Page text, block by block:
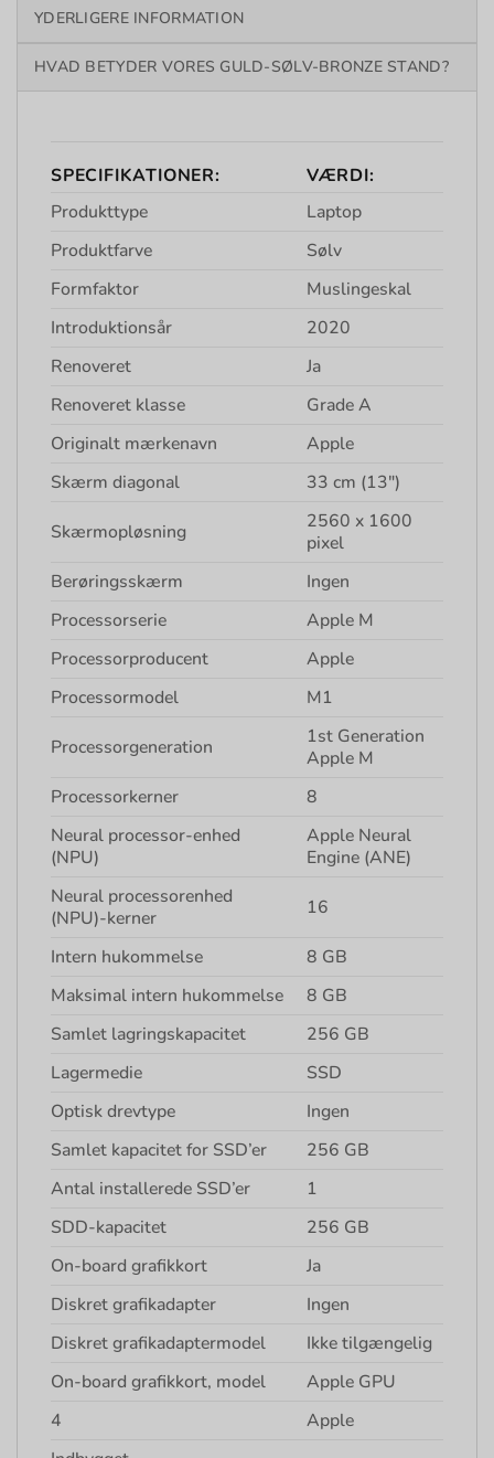
YDERLIGERE INFORMATION
HVAD BETYDER VORES GULD-SØLV-BRONZE STAND?
SPECIFIKATIONER:
VÆRDI:
Produkttype
Laptop
Produktfarve
Sølv
Formfaktor
Muslingeskal
Introduktionsår
2020
Renoveret
Ja
Renoveret klasse
Grade A
Originalt mærkenavn
Apple
Skærm diagonal
33 cm (13″)
Skærmopløsning
2560 x 1600
pixel
Berøringsskærm
Ingen
Processorserie
Apple M
Processorproducent
Apple
Processormodel
M1
Processorgeneration
1st Generation
Apple M
Processorkerner
8
Neural processor-enhed
(NPU)
Apple Neural
Engine (ANE)
Neural processorenhed
(NPU)-kerner
16
Intern hukommelse
8 GB
Maksimal intern hukommelse
8 GB
Samlet lagringskapacitet
256 GB
Lagermedie
SSD
Optisk drevtype
Ingen
Samlet kapacitet for SSD’er
256 GB
Antal installerede SSD’er
1
SDD-kapacitet
256 GB
On-board grafikkort
Ja
Diskret grafikadapter
Ingen
Diskret grafikadaptermodel
Ikke tilgængelig
On-board grafikkort, model
Apple GPU
4
Apple